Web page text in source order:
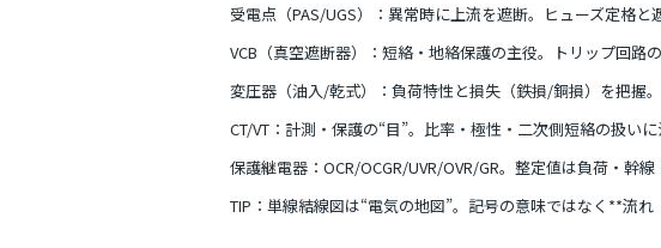
受電点（PAS/UGS）：異常時に上流を遮断。ヒューズ定格と
VCB（真空遮断器）：短絡・地絡保護の主役。トリップ回路の
変圧器（油入/乾式）：負荷特性と損失（鉄損/銅損）を把握
CT/VT：計測・保護の“目”。比率・極性・二次側短絡の扱いに
保護継電器：OCR/OCGR/UVR/OVR/GR。整定値は負荷・幹線
TIP：単線結線図は“電気の地図”。記号の意味ではなく**流れ